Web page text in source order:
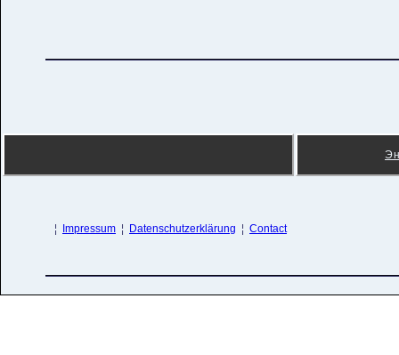
¦ Impressum ¦ Datenschutzerklärung ¦ Contact